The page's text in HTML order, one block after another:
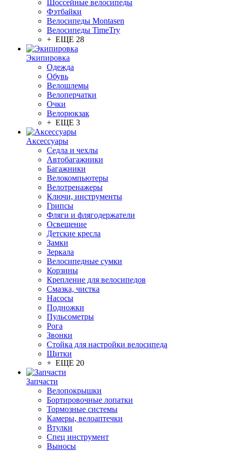
Шоссейные велосипеды
Фэтбайки
Велосипеды Montasen
Велосипеды TimeTry
+ ЕЩЕ 28
Экипировка
Одежда
Обувь
Велошлемы
Велоперчатки
Очки
Велорюкзак
+ ЕЩЕ 3
Аксессуары
Седла и чехлы
Автобагажники
Багажники
Велокомпьютеры
Велотренажеры
Ключи, инструменты
Грипсы
Фляги и флягодержатели
Освещение
Детские кресла
Замки
Зеркала
Велосипедные сумки
Корзины
Крепление для велосипедов
Смазка, чистка
Насосы
Подножки
Пульсометры
Рога
Звонки
Стойка для настройки велосипеда
Щитки
+ ЕЩЕ 20
Запчасти
Велопокрышки
Бортировочные лопатки
Тормозные системы
Камеры, велоаптечки
Втулки
Спец инструмент
Выносы